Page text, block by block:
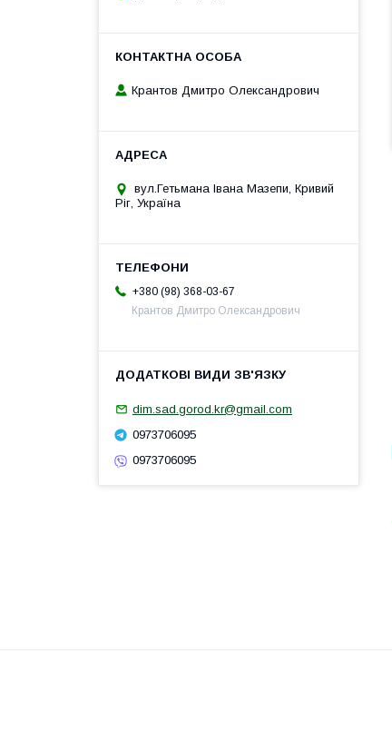
Крантов Дмитро Олександрович
вул.Гетьмана Івана Мазепи, Кривий
Ріг, Україна
+380 (98) 368-03-67
Крантов Дмитро Олександрович
dim.sad.gorod.kr@gmail.com
0973706095
0973706095